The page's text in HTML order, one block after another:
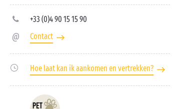
+33 (0)4 90 15 15 90
Contact
Hoe laat kan ik aankomen en vertrekken?